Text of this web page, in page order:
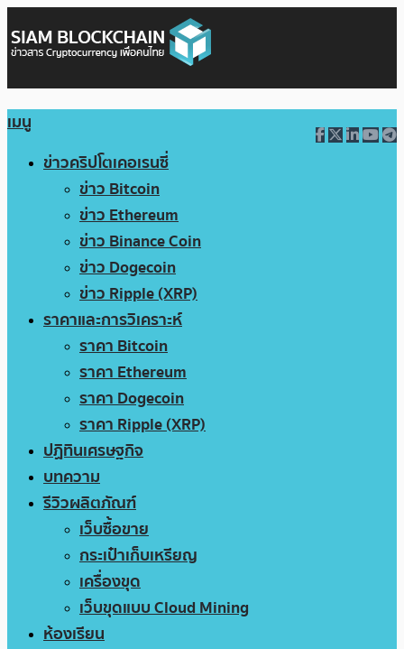
เมนู
ข่าวคริปโตเคอเรนซี่
ข่าว Bitcoin
ข่าว Ethereum
ข่าว Binance Coin
ข่าว Dogecoin
ข่าว Ripple (XRP)
ราคาและการวิเคราะห์
ราคา Bitcoin
ราคา Ethereum
ราคา Dogecoin
ราคา Ripple (XRP)
ปฏิทินเศรษฐกิจ
บทความ
รีวิวผลิตภัณฑ์
เว็บซื้อขาย
กระเป๋าเก็บเหรียญ
เครื่องขุด
เว็บขุดแบบ Cloud Mining
ห้องเรียน